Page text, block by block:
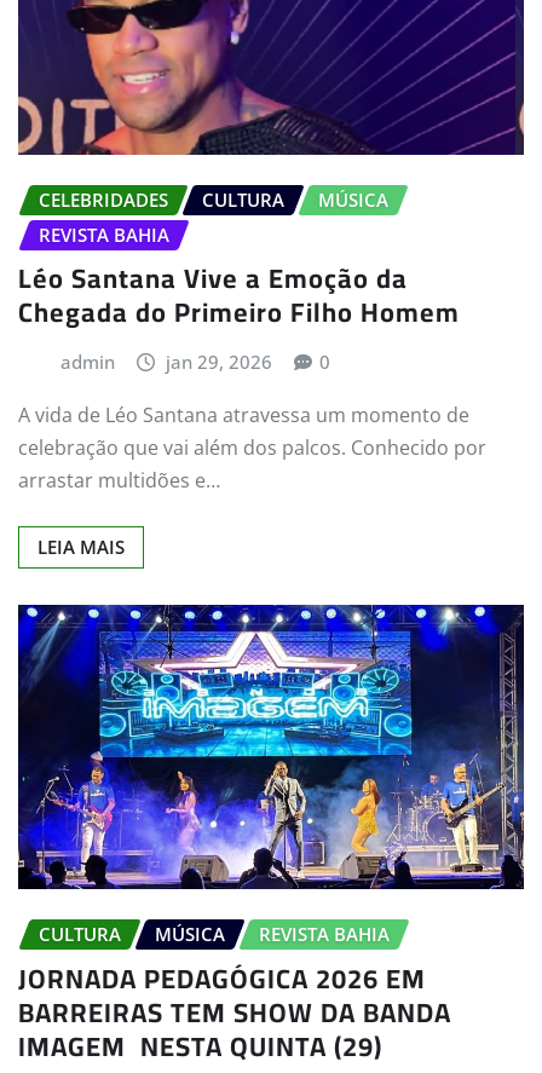
CELEBRIDADES CULTURA
MÚSICA
REVISTA BAHIA
Léo Santana Vive a Emoção da
Chegada do Primeiro Filho Homem
admin jan 29, 2026 0
A vida de Léo Santana atravessa um momento de
celebração que vai além dos palcos. Conhecido por
arrastar multidões e…
LEIA MAIS
CULTURA MÚSICA REVISTA BAHIA
JORNADA PEDAGÓGICA 2026 EM
BARREIRAS TEM SHOW DA BANDA
IMAGEM NESTA QUINTA (29)